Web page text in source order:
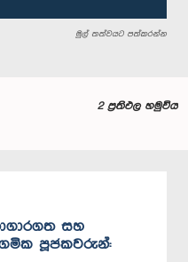
මුල් තත්වයට පත්කරන්න
2 ප්‍රතිඵල හමුවිය
සහ
පූජකවරුන්: